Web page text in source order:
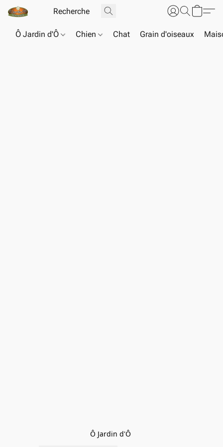
Ô Jardin d'Ô Chien Chat Grain d'oiseaux
Ô Jardin d'Ô